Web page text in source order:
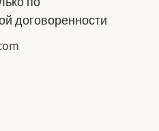
договоренности